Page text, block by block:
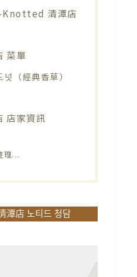
Knotted 清潭店
菜單​
（經典香草）
店家資訊
理...
노티드 청담